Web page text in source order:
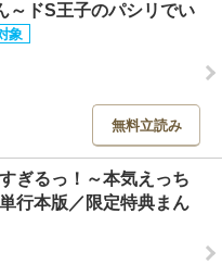
～ドS王子のパシリでい
無料立読み
ぎるっ！～本気えっち
行本版／限定特典まん